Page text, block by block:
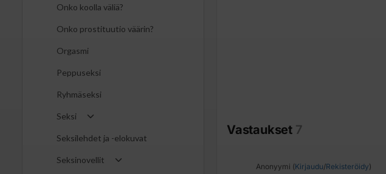
Onko koolla väliä?
Onko prostituutio väärin?
Orgasmi
Peppuseksi
Ryhmäseksi
Seksi
Seksilehdet ja -elokuvat
Seksinovellit
Vastaukset 7
Anonyymi (Kirjaudu/Rekisteröidy)